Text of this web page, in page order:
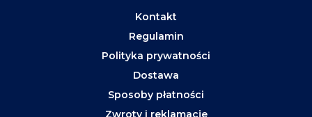
Kontakt
Regulamin
Polityka prywatności
Dostawa
Sposoby płatności
Zwroty i reklamacje